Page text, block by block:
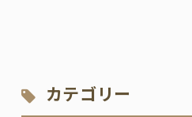
カテゴリー